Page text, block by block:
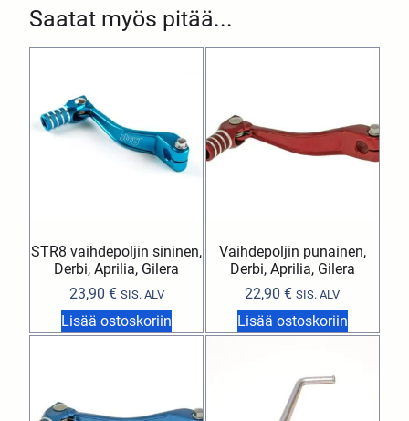
Saatat myös pitää...
STR8 vaihdepoljin sininen,
Derbi, Aprilia, Gilera
23,90 € SIS. ALV
Lisää ostoskoriin
Vaihdepoljin punainen,
Derbi, Aprilia, Gilera
22,90€ SIS. ALV
Lisää ostoskoriin